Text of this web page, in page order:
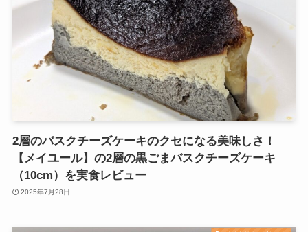
2層のバスクチーズケーキのクセになる美味しさ！
【メイユール】の2層の黒ごまバスクチーズケーキ
（10cm）を実食レビュー
2025年7月28日